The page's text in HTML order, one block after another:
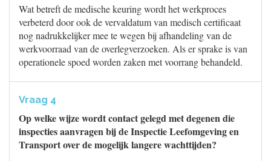
Wat betreft de medische keuring wordt het werkproces
verbeterd door ook de vervaldatum van medisch certificaat
nog nadrukkelijker mee te wegen bij afhandeling van de
werkvoorraad van de overlegverzoeken. Als er sprake is van
operationele spoed worden zaken met voorrang behandeld.
Vraag 4
Op welke wijze wordt contact gelegd met degenen die
inspecties aanvragen bij de Inspectie Leefomgeving en
Transport over de mogelijk langere wachttijden?